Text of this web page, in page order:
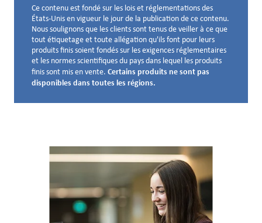
Avis de non-responsabilité ci-dessous
Ce contenu est fondé sur les lois et réglementations des
États-Unis en vigueur le jour de la publication de ce contenu.
Nous soulignons que les clients sont tenus de veiller à ce que
tout étiquetage et toute allégation qu'ils font pour leurs
produits finis soient fondés sur les exigences réglementaires
et les normes scientifiques du pays dans lequel les produits
finis sont mis en vente. Certains produits ne sont pas
disponibles dans toutes les régions.